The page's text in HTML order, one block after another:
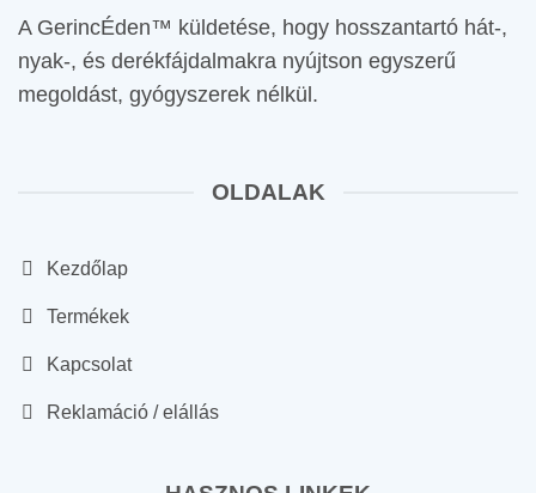
A GerincÉden™ küldetése, hogy hosszantartó hát-,
nyak-, és derékfájdalmakra nyújtson egyszerű
megoldást, gyógyszerek nélkül.
OLDALAK
Kezdőlap
Termékek
Kapcsolat
Reklamáció / elállás